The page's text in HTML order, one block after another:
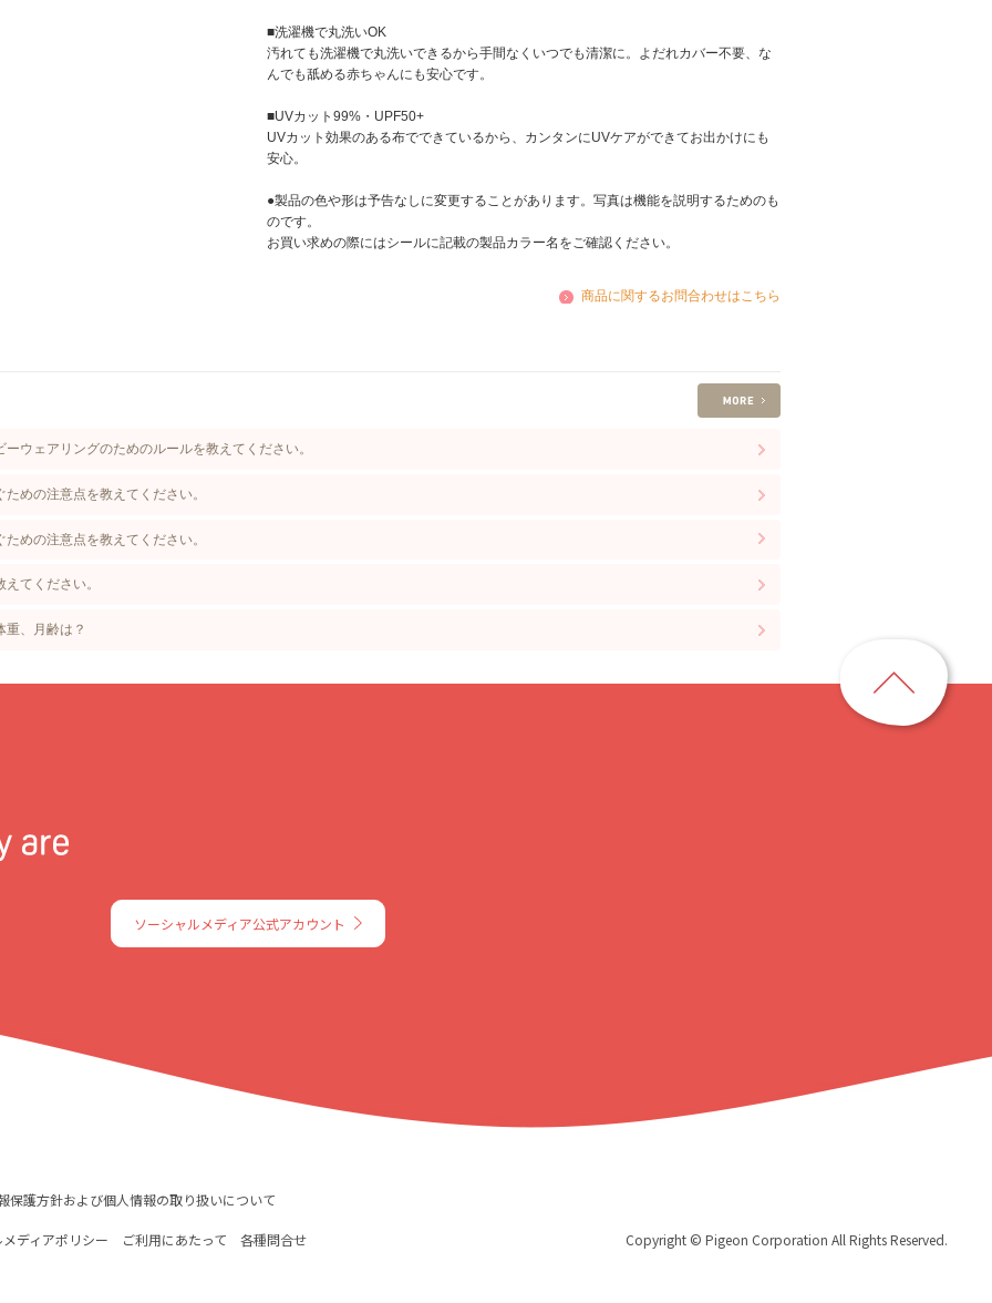
■洗濯機で丸洗いOK
汚れても洗濯機で丸洗いできるから手間なくいつでも清潔に。よだれカバー不要、な
んでも舐める赤ちゃんにも安心です。
■UVカット99%・UPF50+
UVカット効果のある布でできているから、カンタンにUVケアができてお出かけにも
安心。
●製品の色や形は予告なしに変更することがあります。写真は機能を説明するためのも
のです。
お買い求めの際にはシールに記載の製品カラー名をご確認ください。
商品に関するお問合わせはこちら
ウェアリングのためのルールを教えてください。
めの注意点を教えてください。
めの注意点を教えてください。
てください。
重、月齢は？
ソーシャルメディア公式アカウント
保護方針および個人情報の取り扱いについて
ディアポリシー ご利用にあたって 各種問合せ Copyright © Pigeon Corporation All Rights Reserved.
ジ